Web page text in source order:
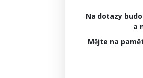
Na dotazy
a
Mějte na